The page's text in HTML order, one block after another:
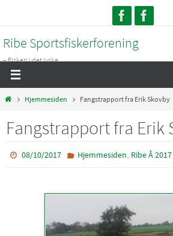
content
Ribe Sportsfiskerforening
– Fiskeri i det jyske...
HomeHjemmesiden Fangstrapport fra Erik Skovby
Fangstrapport fra Erik
08/10/2017 Hjemmesiden, Ribe Å 2017